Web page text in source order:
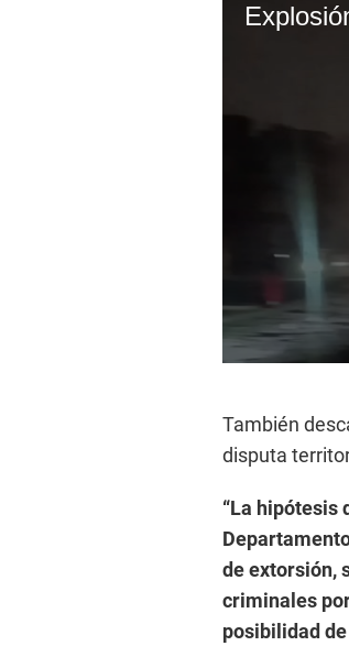
c
n
o
f
1
5
s
e
o
También
disputa
“La hipótesis
de extorsión,
criminales
posibilidad